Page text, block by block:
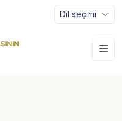
Dil seçimi